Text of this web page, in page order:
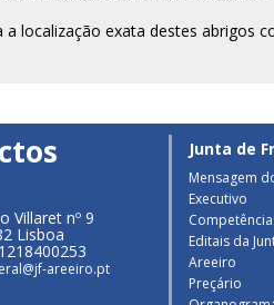
a localização exata destes abrigos
Villaret nº 9
Lisboa
areeiro.pt
Junta de
Mensagem
Executivo
Editais da
Areeiro
Preçário